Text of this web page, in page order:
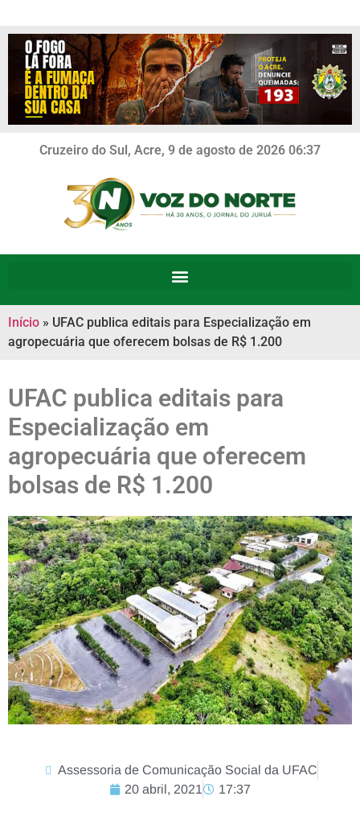
Cruzeiro do Sul, Acre, 9 de agosto de 2026 06:37
Início » UFAC publica editais para Especialização em
agropecuária que oferecem bolsas de R$ 1.200
UFAC publica editais para
Especialização em
agropecuária que oferecem
bolsas de R$ 1.200
Assessoria de Comunicação Social da UFAC
20 abril, 2021
17:37